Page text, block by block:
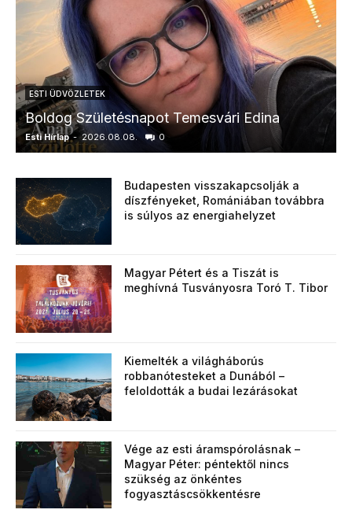
ESTI ÜDVÖZLETEK
Boldog Születésnapot Temesvári Edina
Esti Hírlap - 2026.08.08. 0
Budapesten visszakapcsolják a
díszfényeket, Romániában továbbra
is súlyos az energiahelyzet
Magyar Pétert és a Tiszát is
meghívná Tusványosra Toró T. Tibor
Kiemelték a világháborús
robbanótesteket a Dunából –
feloldották a budai lezárásokat
Vége az esti áramspórolásnak –
Magyar Péter: péntektől nincs
szükség az önkéntes
fogyasztáscsökkentésre